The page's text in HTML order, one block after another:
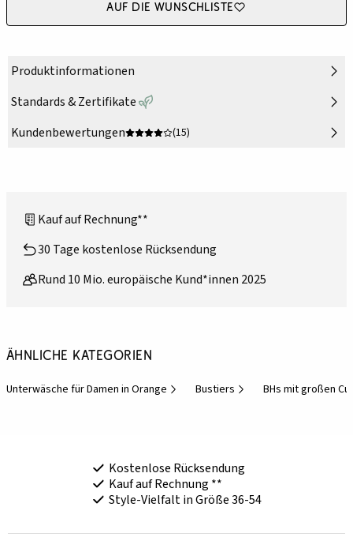
Auf die Wunschliste
Produktinformationen
Standards & Zertifikate
Kundenbewertungen
(15)
Kauf auf Rechnung**
30 Tage kostenlose Rücksendung
Rund 10 Mio. europäische Kund*innen 2025
Ähnliche Kategorien
Unterwäsche für Damen in Orange Bustiers BHs mit großen
Kostenlose Rücksendung
Kauf auf Rechnung **
Style-Vielfalt in Größe 36-54